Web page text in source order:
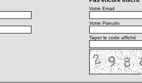
Votre Email
Votre Pseudo
Taper le code affiché